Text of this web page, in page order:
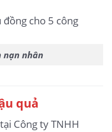
nạn nhân
quả
Công ty TNHH